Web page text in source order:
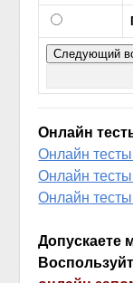
Онлайн
Онлайн тесты
Онлайн
Онлайн
Допускаете